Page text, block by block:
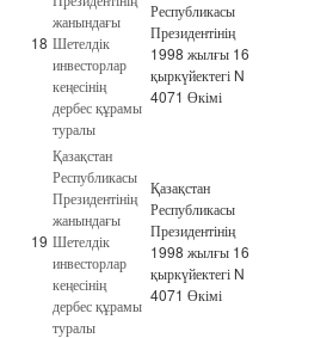
18
жанындағы
Шетелдік
инвесторлар
кеңесінің
дербес құрамы
туралы
Республикасы
Президентінің
1998 жылғы 16
қыркүйектегі N
4071 Өкімі
19
Қазақстан
Республикасы
Президентінің
жанындағы
Шетелдік
инвесторлар
кеңесінің
дербес құрамы
туралы
Қазақстан
Республикасы
Президентінің
1998 жылғы 16
қыркүйектегі N
4071 Өкімі